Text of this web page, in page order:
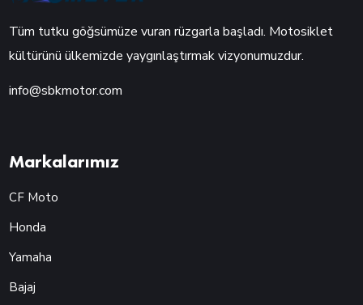
Tüm tutku göğsümüze vuran rüzgarla başladı. Motosiklet
kültürünü ülkemizde yaygınlaştırmak vizyonumuzdur.
info@sbkmotor.com
Markalarımız
CF Moto
Honda
Yamaha
Bajaj